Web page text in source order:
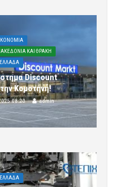
ΚΑΙ ΘΡΑΚΗ
ΕΛΛΑΔΑ
Discount
Κομοτηνή!
08:20 admin
ΕΛΛΑΔΑ